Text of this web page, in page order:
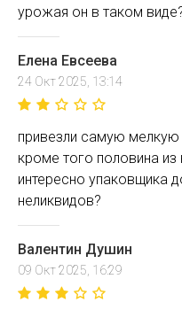
урожая он в таком
Елена Евсеева
24 Окт 2025, 13:14
привезли самую
кроме того половина
интересно упаковщика
неликвидов?
Валентин Душин
09 Окт 2025, 16:29